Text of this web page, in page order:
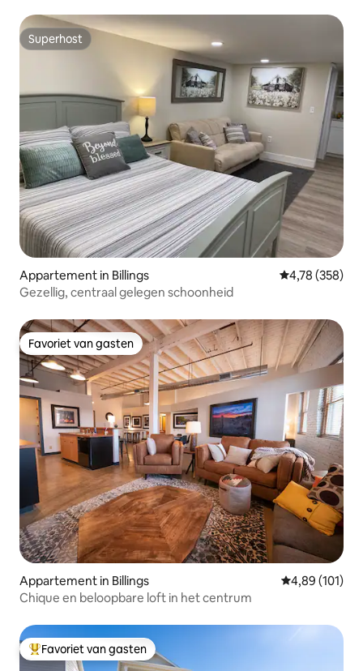
Superhost
Superhost
Appartement in Billings Gemiddelde
4,78 (358)
Gezellig, centraal gelegen schoonheid
Favoriet van gasten
Favoriet van gasten
Appartement in Billings Gemiddelde
4,89 (101)
Chique en beloopbare loft in het centrum
Topfavoriet van gasten
Favoriet van gasten